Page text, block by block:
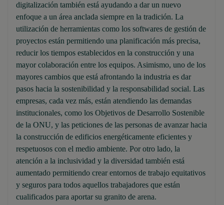
digitalización también está ayudando a dar un nuevo
enfoque a un área anclada siempre en la tradición. La
utilización de herramientas como los softwares de gestión de
proyectos están permitiendo una planificación más precisa,
reducir los tiempos establecidos en la construcción y una
mayor colaboración entre los equipos. Asimismo, uno de los
mayores cambios que está afrontando la industria es dar
pasos hacia la sostenibilidad y la responsabilidad social. Las
empresas, cada vez más, están atendiendo las demandas
institucionales, como los Objetivos de Desarrollo Sostenible
de la ONU, y las peticiones de las personas de avanzar hacia
la construcción de edificios energéticamente eficientes y
respetuosos con el medio ambiente. Por otro lado, la
atención a la inclusividad y la diversidad también está
aumentado permitiendo crear entornos de trabajo equitativos
y seguros para todos aquellos trabajadores que están
cualificados para aportar su granito de arena.